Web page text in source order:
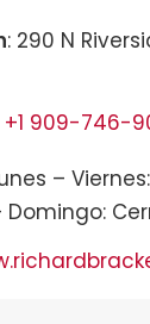
: 290 N
+1 909-746-
–
Domingo: